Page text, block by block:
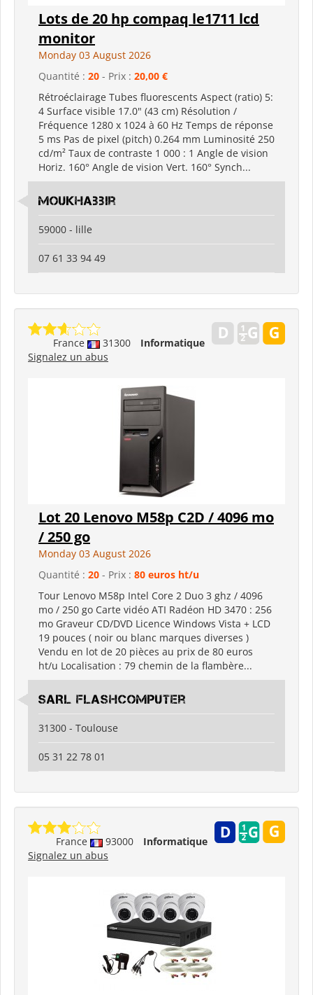
Lots de 20 hp compaq le1711 lcd
monitor
Monday 03 August 2026
Quantité : 20 - Prix : 20,00 €
Rétroéclairage Tubes fluorescents Aspect (ratio) 5:
4 Surface visible 17.0" (43 cm) Résolution /
Fréquence 1280 x 1024 à 60 Hz Temps de réponse
5 ms Pas de pixel (pitch) 0.264 mm Luminosité 250
cd/m² Taux de contraste 1 000 : 1 Angle de vision
Horiz. 160° Angle de vision Vert. 160° Synch...
moukhabbir
59000 - lille
07 61 33 94 49
France 31300
Informatique
Signalez un abus
Lot 20 Lenovo M58p C2D / 4096 mo
/ 250 go
Monday 03 August 2026
Quantité : 20 - Prix : 80 euros ht/u
Tour Lenovo M58p Intel Core 2 Duo 3 ghz / 4096
mo / 250 go Carte vidéo ATI Radéon HD 3470 : 256
mo Graveur CD/DVD Licence Windows Vista + LCD
19 pouces ( noir ou blanc marques diverses )
Vendu en lot de 20 pièces au prix de 80 euros
ht/u Localisation : 79 chemin de la flambère...
SARL Flashcomputer
31300 - Toulouse
05 31 22 78 01
France 93000
Informatique
Signalez un abus